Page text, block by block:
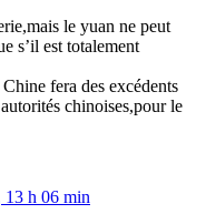
le yuan ne peut
s’il est totalement
fera des excédents
chinoises,pour le
13 h 06 min